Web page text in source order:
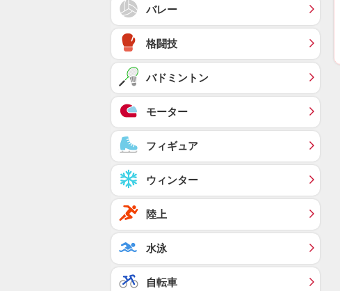
バレー
格闘技
バドミントン
モーター
フィギュア
ウィンター
陸上
水泳
自転車